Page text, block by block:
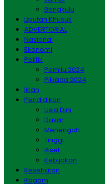
Bengkulu
Liputan Khusus
ADVERTORIAL
Nasional
Ekonomi
Politik
Pemilu 2024
Pilkada 2024
Iklan
Pendidikan
Usia Dini
Dasar
Menengah
Tinggi
Riset
Kebijakan
Kesehatan
Ragam